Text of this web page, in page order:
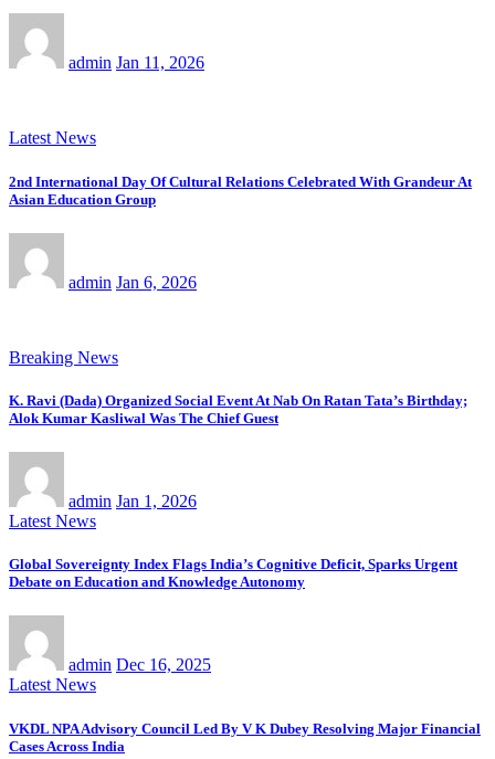
admin Jan 11, 2026
Latest News
2nd International Day Of Cultural Relations Celebrated With Grandeur At
Asian Education Group
admin Jan 6, 2026
Breaking News
K. Ravi (Dada) Organized Social Event At Nab On Ratan Tata’s Birthday;
Alok Kumar Kasliwal Was The Chief Guest
admin Jan 1, 2026
Latest News
Global Sovereignty Index Flags India’s Cognitive Deficit, Sparks Urgent
Debate on Education and Knowledge Autonomy
admin Dec 16, 2025
Latest News
VKDL NPA Advisory Council Led By V K Dubey Resolving Major Financial
Cases Across India